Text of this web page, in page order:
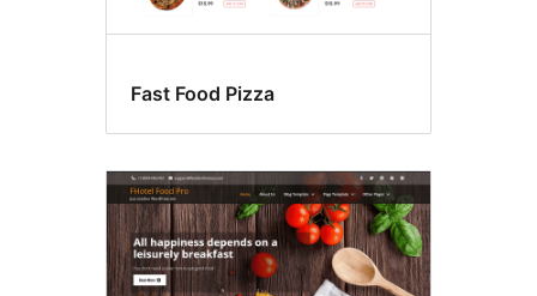
Fast Food Pizza